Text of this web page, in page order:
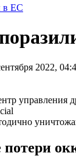
в ЕС
2022,